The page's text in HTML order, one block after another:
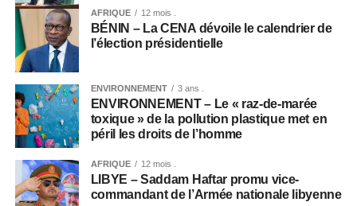
AFRIQUE 12 mois .
BÉNIN – La CENA dévoile le calendrier de
l’élection présidentielle
ENVIRONNEMENT 3 ans .
ENVIRONNEMENT – Le « raz-de-marée
toxique » de la pollution plastique met en
péril les droits de l’homme
AFRIQUE 12 mois .
LIBYE – Saddam Haftar promu vice-
commandant de l’Armée nationale libyenne